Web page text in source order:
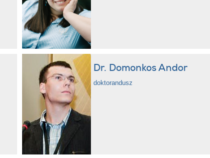
Dr. Domonkos Andor
doktorandusz